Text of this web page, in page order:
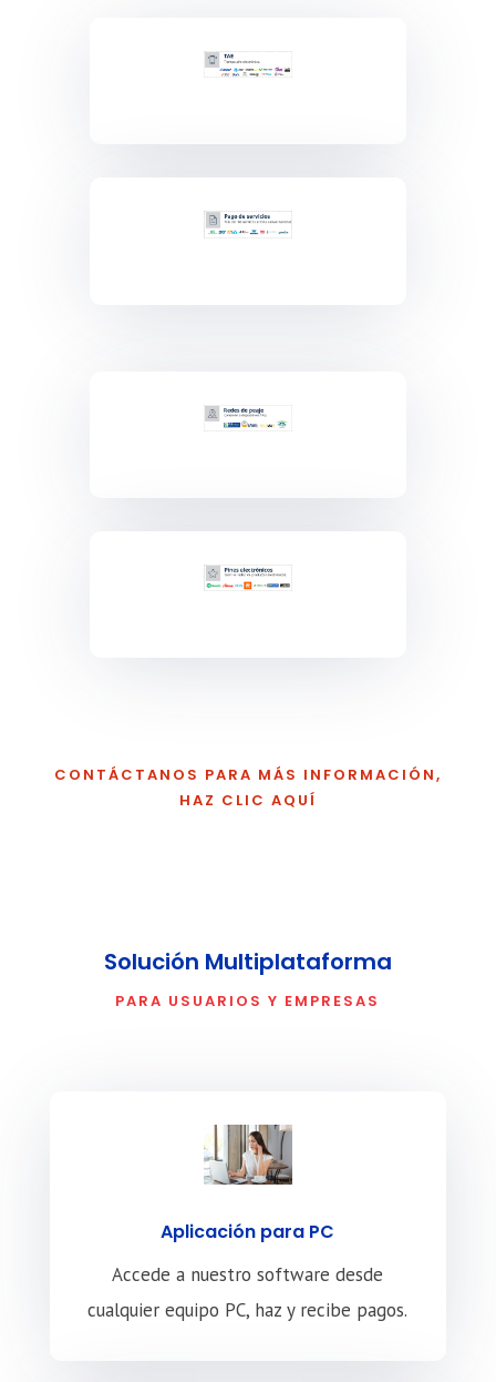
CONTÁCTANOS PARA MÁS INFORMACIÓN,
HAZ CLIC AQUÍ
Solución Multiplataforma
PARA USUARIOS Y EMPRESAS
Aplicación para PC
Accede a nuestro software desde
cualquier equipo PC, haz y recibe pagos.